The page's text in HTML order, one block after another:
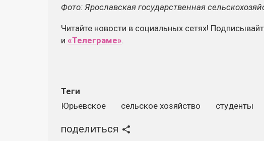
Фото: Ярославская государственная
Читайте новости в социальных сетях!
и «Телеграме».
Теги
Юрьевское
сельское хозяйство студенты
поделиться